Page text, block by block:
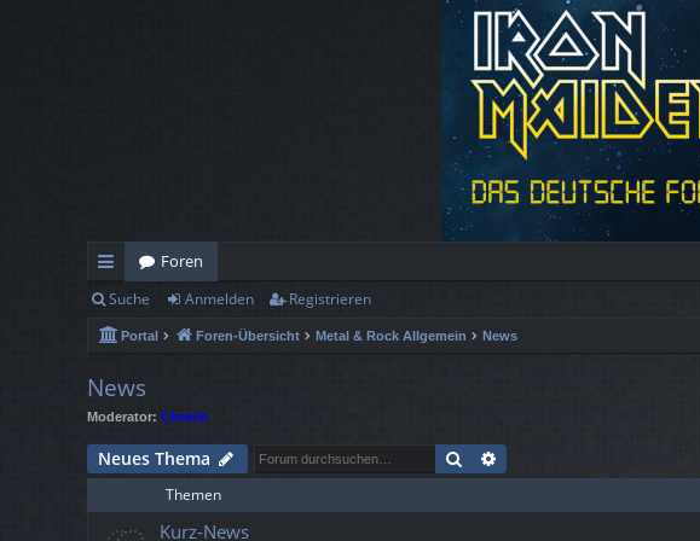
ch
ne
llz
ug
rif
Foren
Suche Anmelden Registrieren
Portal Foren-Übersicht Metal & Rock Allgemein News
News
Moderator: Chewie
Neues Thema Suche
Themen
Kurz-News